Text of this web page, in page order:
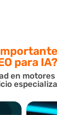
para IA?
en